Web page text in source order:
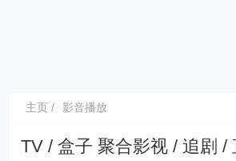
主页 影音播放
TV / 盒子 聚合影视 / 追剧 /